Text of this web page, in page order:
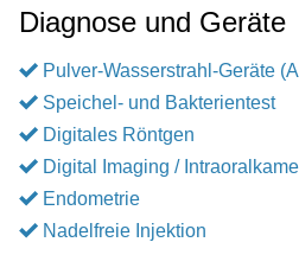
Diagnose und Geräte
Pulver-Wasserstrahl-Geräte
Speichel- und Bakterientest
Digitales Röntgen
Digital Imaging /
Endometrie
Nadelfreie Injektion